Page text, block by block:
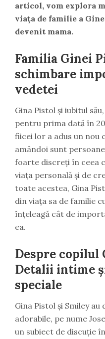
articol, vom explora
viața de familie a
devenit mama.
Familia Ginei
schimbare
vedetei
Gina Pistol și iubitul
pentru prima dată în
fiicei lor a adus un nou
amândoi sunt
foarte discreți în ceea
viața personală și de
toate acestea, Gina
din viața sa de familie
înțeleagă cât de
ea.
Despre copilul
Detalii intime
speciale
Gina Pistol și Smiley
adorabile, pe nume
un subiect de discuție